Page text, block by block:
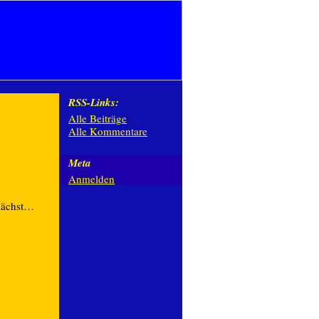
RSS-Links:
Alle Beiträge
Alle Kommentare
Meta
Anmelden